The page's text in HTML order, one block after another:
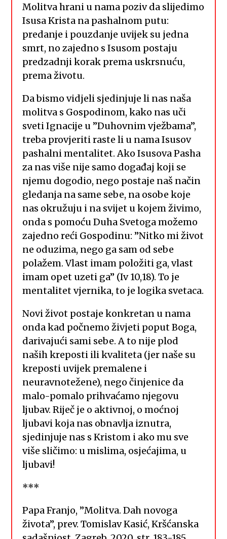
Molitva hrani u nama poziv da slijedimo
Isusa Krista na pashalnom putu:
predanje i pouzdanje uvijek su jedna
smrt, no zajedno s Isusom postaju
predzadnji korak prema uskrsnuću,
prema životu.
Da bismo vidjeli sjedinjuje li nas naša
molitva s Gospodinom, kako nas uči
sveti Ignacije u ”Duhovnim vježbama”,
treba provjeriti raste li u nama Isusov
pashalni mentalitet. Ako Isusova Pasha
za nas više nije samo događaj koji se
njemu dogodio, nego postaje naš način
gledanja na same sebe, na osobe koje
nas okružuju i na svijet u kojem živimo,
onda s pomoću Duha Svetoga možemo
zajedno reći Gospodinu: ”Nitko mi život
ne oduzima, nego ga sam od sebe
polažem. Vlast imam položiti ga, vlast
imam opet uzeti ga” (Iv 10,18). To je
mentalitet vjernika, to je logika svetaca.
Novi život postaje konkretan u nama
onda kad počnemo živjeti poput Boga,
darivajući sami sebe. A to nije plod
naših kreposti ili kvaliteta (jer naše su
kreposti uvijek premalene i
neuravnotežene), nego činjenice da
malo-pomalo prihvaćamo njegovu
ljubav. Riječ je o aktivnoj, o moćnoj
ljubavi koja nas obnavlja iznutra,
sjedinjuje nas s Kristom i ako mu sve
više sličimo: u mislima, osjećajima, u
ljubavi!
***
Papa Franjo, ”Molitva. Dah novoga
života”, prev. Tomislav Kasić, Kršćanska